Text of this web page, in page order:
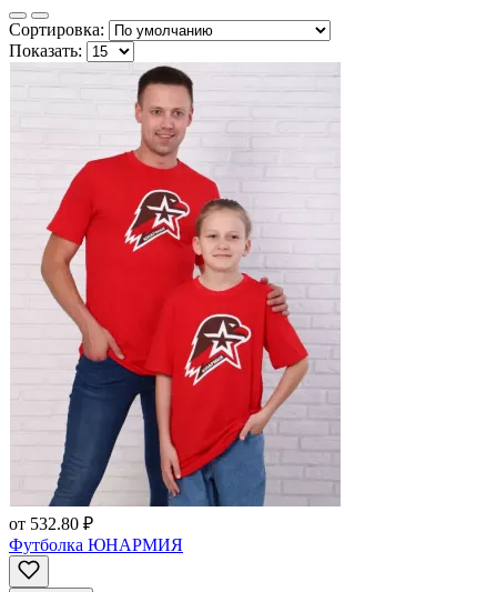
Сортировка:
Показать:
от 532.80 ₽
Футболка ЮНАРМИЯ